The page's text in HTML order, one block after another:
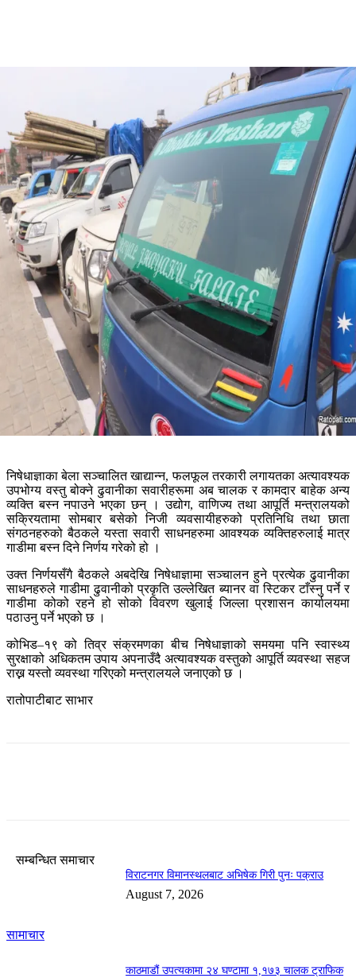
निषेधाज्ञाका बेला सञ्चालित खाद्यान्न, फलफूल तरकारी लगायतका अत्यावश्यक
उपभोग्य वस्तु बोक्ने ढुवानीका सवारीहरूमा अब चालक र कामदार बाहेक अन्य
व्यक्ति बस्न नपाउने भएका छन् । उद्योग, वाणिज्य तथा आपूर्ति मन्त्रालयको
सक्रियतामा सोमबार बसेको निजी व्यवसायीहरुको प्रतिनिधि तथा छाता
संगठनहरुको बैठकले यस्ता सवारी साधनहरुमा आवश्यक व्यक्तिहरुलाई मात्र
गाडीमा बस्न दिने निर्णय गरेको हो ।
उक्त निर्णयसँगै बैठकले अबदेखि निषेधाज्ञामा सञ्चालन हुने प्रत्येक ढुवानीका
साधनहरुले गाडीमा ढुवानीको प्रकृति उल्लेखित ब्यानर वा स्टिकर टाँस्नु पर्ने र
गाडीमा कोको रहने हो सोको विवरण खुलाई जिल्ला प्रशासन कार्यालयमा
पठाउनु पर्ने भएको छ ।
कोभिड–१९ को तिव्र संक्रमणका बीच निषेधाज्ञाको समयमा पनि स्वास्थ्य
सुरक्षाको अधिकतम उपाय अपनाउँदै अत्यावश्यक वस्तुको आपूर्ति व्यवस्था सहज
राख्न यस्तो व्यवस्था गरिएको मन्त्रालयले जनाएको छ ।
रातोपाटीबाट साभार
सम्बन्धित समाचार
सामाचार
विराटनगर विमानस्थलबाट अभिषेक गिरी पुनः पक्राउ
August 7, 2026
काठमाडौं उपत्यकामा २४ घण्टामा १,१७३ चालक ट्राफिक